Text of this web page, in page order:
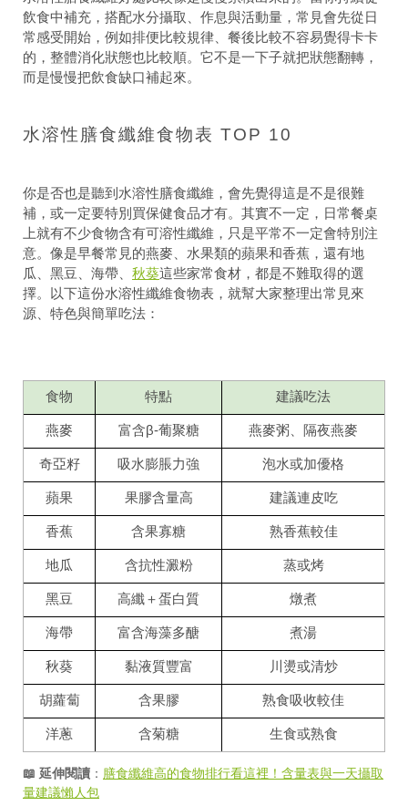
飲食中補充，搭配水分攝取、作息與活動量，常見會先從日
常感受開始，例如排便比較規律、餐後比較不容易覺得卡卡
的，整體消化狀態也比較順。它不是一下子就把狀態翻轉，
而是慢慢把飲食缺口補起來。
水溶性膳食纖維食物表 TOP 10
你是否也是聽到水溶性膳食纖維，會先覺得這是不是很難
補，或一定要特別買保健食品才有。其實不一定，日常餐桌
上就有不少食物含有可溶性纖維，只是平常不一定會特別注
意。像是早餐常見的燕麥、水果類的蘋果和香蕉，還有地
瓜、黑豆、海帶、 秋葵這些家常食材，都是不難取得的選
擇。以下這份水溶性纖維食物表，就幫大家整理出常見來
源、特色與簡單吃法：
食物 特點 建議吃法
燕麥 富含β-葡聚糖 燕麥粥、隔夜燕麥
奇亞籽 吸水膨脹力強 泡水或加優格
蘋果 果膠含量高 建議連皮吃
香蕉 含果寡糖 熟香蕉較佳
地瓜 含抗性澱粉 蒸或烤
黑豆 高纖＋蛋白質 燉煮
海帶 富含海藻多醣 煮湯
秋葵 黏液質豐富 川燙或清炒
胡蘿蔔 含果膠 熟食吸收較佳
洋蔥 含菊糖 生食或熟食
📖 延伸閱讀 ： 膳食纖維高的食物排行看這裡！含量表與一天攝取
量建議懶人包